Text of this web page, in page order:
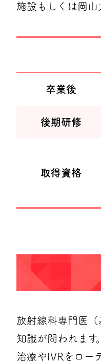
施設もしくは岡山
卒業後
後期研修
取得資格
放射線科専門医
知識が問われま
治療やIVRをロー